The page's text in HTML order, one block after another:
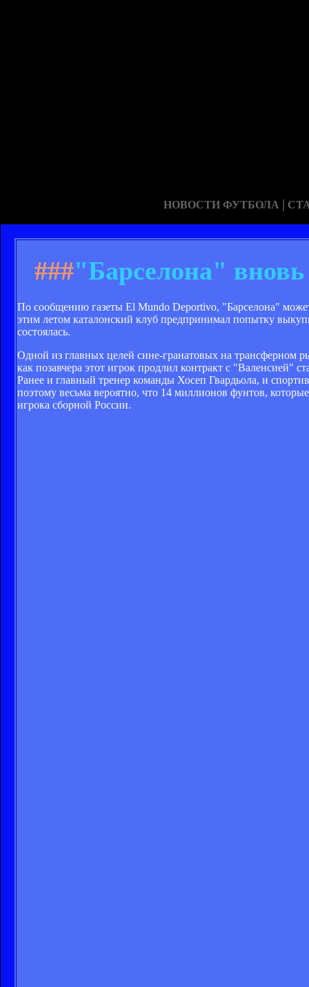
НОВОСТИ ФУТБОЛА |
###"Барселона"
По сообщению газеты El Mundo Deportivo, "Барселона"
этим летом каталонский клуб предпринимал попытку
состоялась.
Одной из главных целей сине-гранатовых на трансферном
как позавчера этот игрок продлил контракт с "Валенсией"
Ранее и главный тренер команды Хосеп Гвардьола, и
поэтому весьма вероятно, что 14 миллионов фунтов,
игрока сборной России.